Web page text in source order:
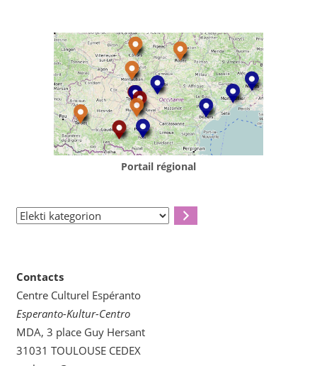
Portail régional
Elekti
Contacts
Centre Culturel Espéranto
Esperanto-Kultur-Centro
MDA, 3 place Guy Hersant
31031 TOULOUSE CEDEX